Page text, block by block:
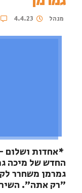
מנהל 4.4.23
החדש של מיכה
גמרמן משחרר
"רק אתה".